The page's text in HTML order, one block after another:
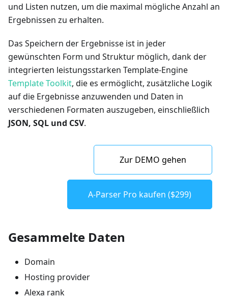
und Listen nutzen, um die maximal mögliche Anzahl an
Ergebnissen zu erhalten.
Das Speichern der Ergebnisse ist in jeder
gewünschten Form und Struktur möglich, dank der
integrierten leistungsstarken Template-Engine
Template Toolkit, die es ermöglicht, zusätzliche Logik
auf die Ergebnisse anzuwenden und Daten in
verschiedenen Formaten auszugeben, einschließlich
JSON, SQL und CSV.
Zur DEMO gehen
A-Parser Pro kaufen ($299)
Gesammelte Daten
Domain
Hosting provider
Alexa rank